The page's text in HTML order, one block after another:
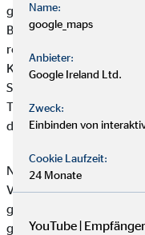
griffbereit verstaut
Beispiel Obst und
regelmäßige, gesunde
Konzentration. Daneben
Spaziergänge oder
Trinken dabei, längere
durchzustehen.
Nicht vergessen:
Verbandskasten sollten
griffbereit liegen.
gehören auch
Name:
google_maps
Anbieter:
Google Ireland Ltd.
Zweck:
Einbinden von
Cookie Laufzeit:
24 Monate
YouTube |